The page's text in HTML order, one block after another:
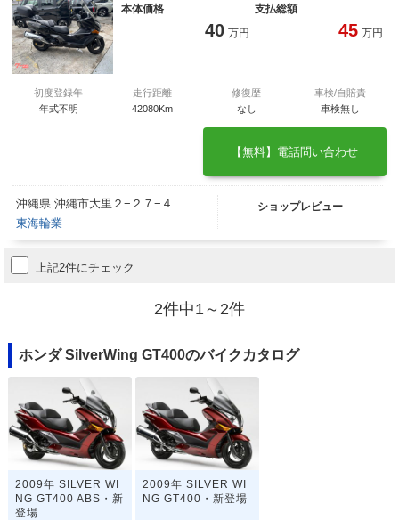
本体価格
40 万円
支払総額
45 万円
初度登録年
年式不明
走行距離
42080Km
修復歴
なし
車検/自賠責
車検無し
【無料】電話問い合わせ
沖縄県 沖縄市大里２−２７−４
東海輪業
ショップレビュー
―
上記2件にチェック
2件中1～2件
ホンダ SilverWing GT400のバイクカタログ
2009年 SILVER WI
NG GT400 ABS・新
登場
2009年 SILVER WI
NG GT400・新登場